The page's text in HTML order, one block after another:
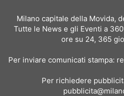
Milano capitale della Movida,
Tutte le News e gli Eventi a
ore su 24, 365
Per inviare comunicati stampa:
Per richiedere